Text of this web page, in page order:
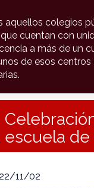
aquellos colegios
cuentan con
a más de un
de esos
escuela de
11/02